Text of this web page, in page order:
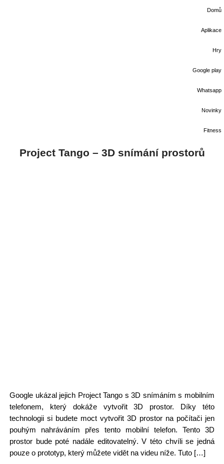
Domů
Aplikace
Hry
Google play
Whatsapp
Novinky
Fitness
Project Tango – 3D snímání prostorů
Google ukázal jejich Project Tango s 3D snímáním s mobilním
telefonem, který dokáže vytvořit 3D prostor. Díky této
technologii si budete moct vytvořit 3D prostor na počítači jen
pouhým nahráváním přes tento mobilní telefon. Tento 3D
prostor bude poté nadále editovatelný. V této chvíli se jedná
pouze o prototyp, který můžete vidět na videu níže. Tuto […]